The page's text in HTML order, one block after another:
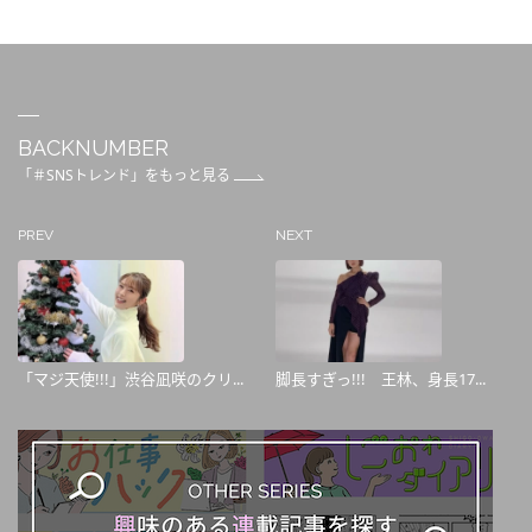
BACKNUMBER
「＃SNSトレンド」をもっと見る
PREV
「マジ天使!!!」渋谷凪咲のクリ...
NEXT
脚長すぎっ!!! 王林、身長17...